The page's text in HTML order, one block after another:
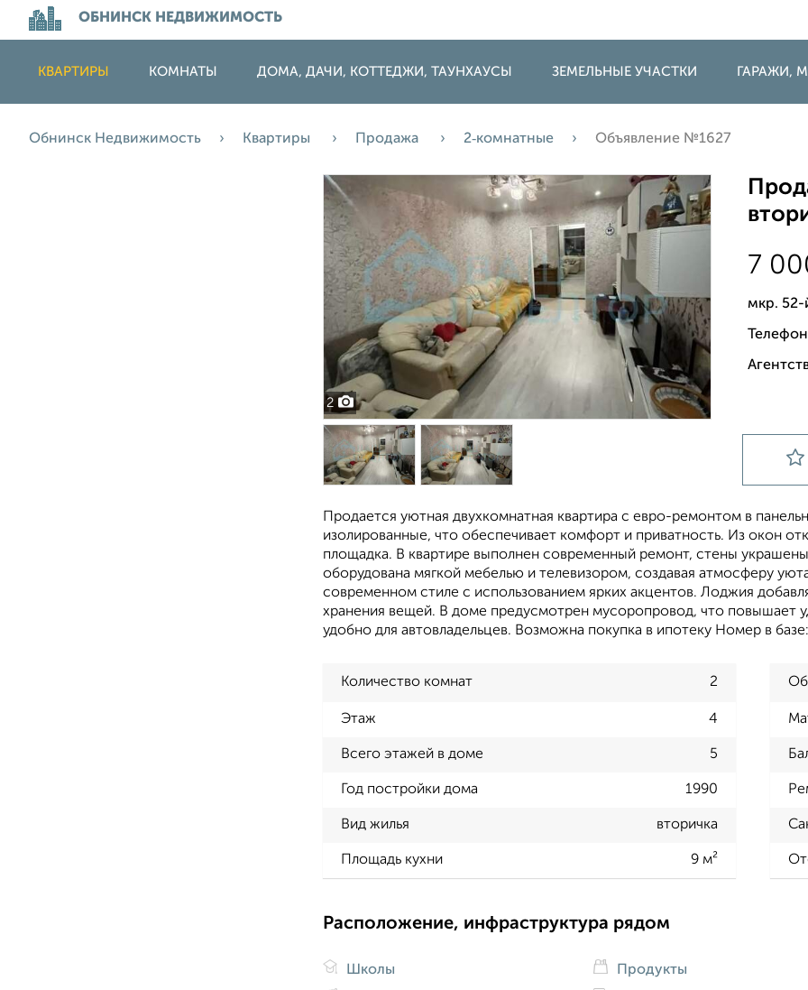
ОБНИНСК НЕДВИЖИМОСТЬ
КВАРТИРЫ КОМНАТЫ ДОМА, ДАЧИ, КОТТЕДЖИ, ТАУНХАУСЫ ЗЕМЕЛЬНЫЕ УЧАСТКИ ГАРАЖИ,
Обнинск Недвижимость Квартиры Продажа 2‑комнатные Объявление №1627
2
7
мкр. 52-
Продается уютная двухкомнатная квартира с евро-ремонтом в
изолированные, что обеспечивает комфорт и приватность. Из окон
площадка. В квартире выполнен современный ремонт, стены
оборудована мягкой мебелью и телевизором, создавая атмосферу
современном стиле с использованием ярких акцентов. Лоджия
хранения вещей. В доме предусмотрен мусоропровод, что повышает
удобно для автовладельцев. Возможна покупка в ипотеку Номер в
Количество комнат 2
Этаж 4
Всего этажей в доме 5
Год постройки дома 1990
Вид жилья вторичка
Площадь кухни 9 м²
Расположение, инфраструктура рядом
Школы
Продукты